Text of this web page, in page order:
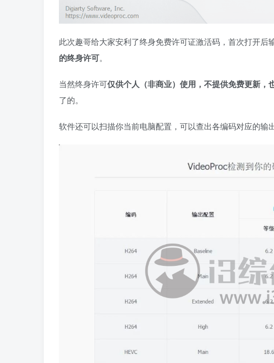
此次趣哥给大家安利了终身免费许可证激活码，首次打开后
的终身许可。
当然终身许可仅供个人（非商业）使用，不提供免费更新，
了的。
软件还可以扫描你当前电脑配置，可以查出各编码对应的输